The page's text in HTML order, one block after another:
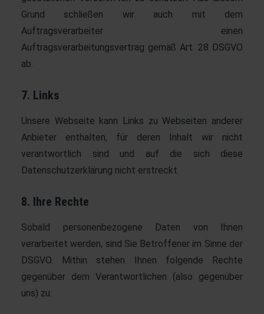
Grund schließen wir auch mit dem
Auftragsverarbeiter einen
Auftragsverarbeitungsvertrag gemäß Art. 28 DSGVO
ab.
7. Links
Unsere Webseite kann Links zu Webseiten anderer
Anbieter enthalten, für deren Inhalt wir nicht
verantwortlich sind und auf die sich diese
Datenschutzerklärung nicht erstreckt.
8. Ihre Rechte
Sobald personenbezogene Daten von Ihnen
verarbeitet werden, sind Sie Betroffener im Sinne der
DSGVO. Mithin stehen Ihnen folgende Rechte
gegenüber dem Verantwortlichen (also gegenüber
uns) zu: